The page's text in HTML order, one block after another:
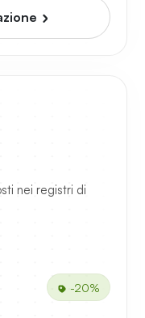
nei registri di
-20%